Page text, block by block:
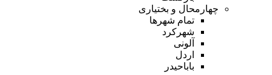
چهارمحال و بختیاری
تمام شهر‌ها
شهرکرد
آلونی
اردل
باباحیدر